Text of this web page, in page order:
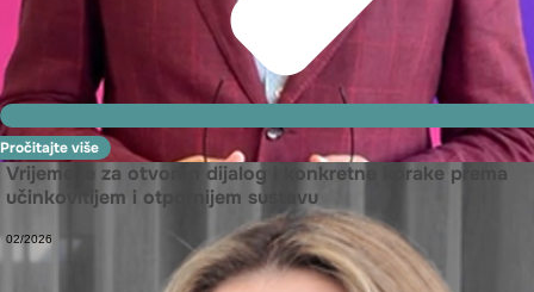
Pročitajte više
Vrijeme je za otvoren dijalog i konkretne korake prema
učinkovitijem i otpornijem sustavu
02/2026